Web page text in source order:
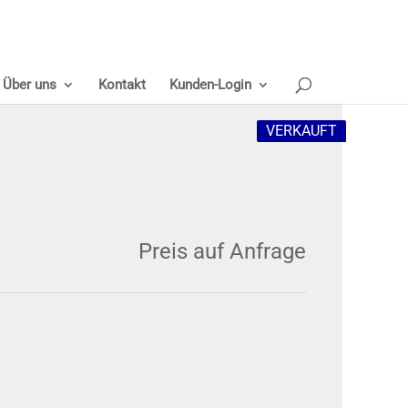
Über uns Kontakt Kunden-Login
VERKAUFT
Preis auf Anfrage